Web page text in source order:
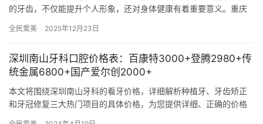
的牙齿，不仅能提升个人形象，还对身体健康有着重要意义。重庆
家关心…
全民爱美 2025年12月23日
深圳南山牙科口腔价格表：百康特3000+登腾2980+传
统金属6800+国产爱尔创2000+
本文将围绕深圳南山牙科的看牙价格，详细解析种植牙、牙齿矫正
和牙冠修复三大热门项目的具体价格，为您提供详细、正确的价格